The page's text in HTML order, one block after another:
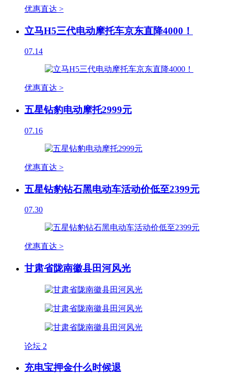
优惠直达 >
立马H5三代电动摩托车京东直降4000！
07.14
优惠直达 >
五星钻豹电动摩托2999元
07.16
优惠直达 >
五星钻豹钻石黑电动车活动价低至2399元
07.30
优惠直达 >
甘肃省陇南徽县田河风光
论坛 2
充电宝押金什么时候退